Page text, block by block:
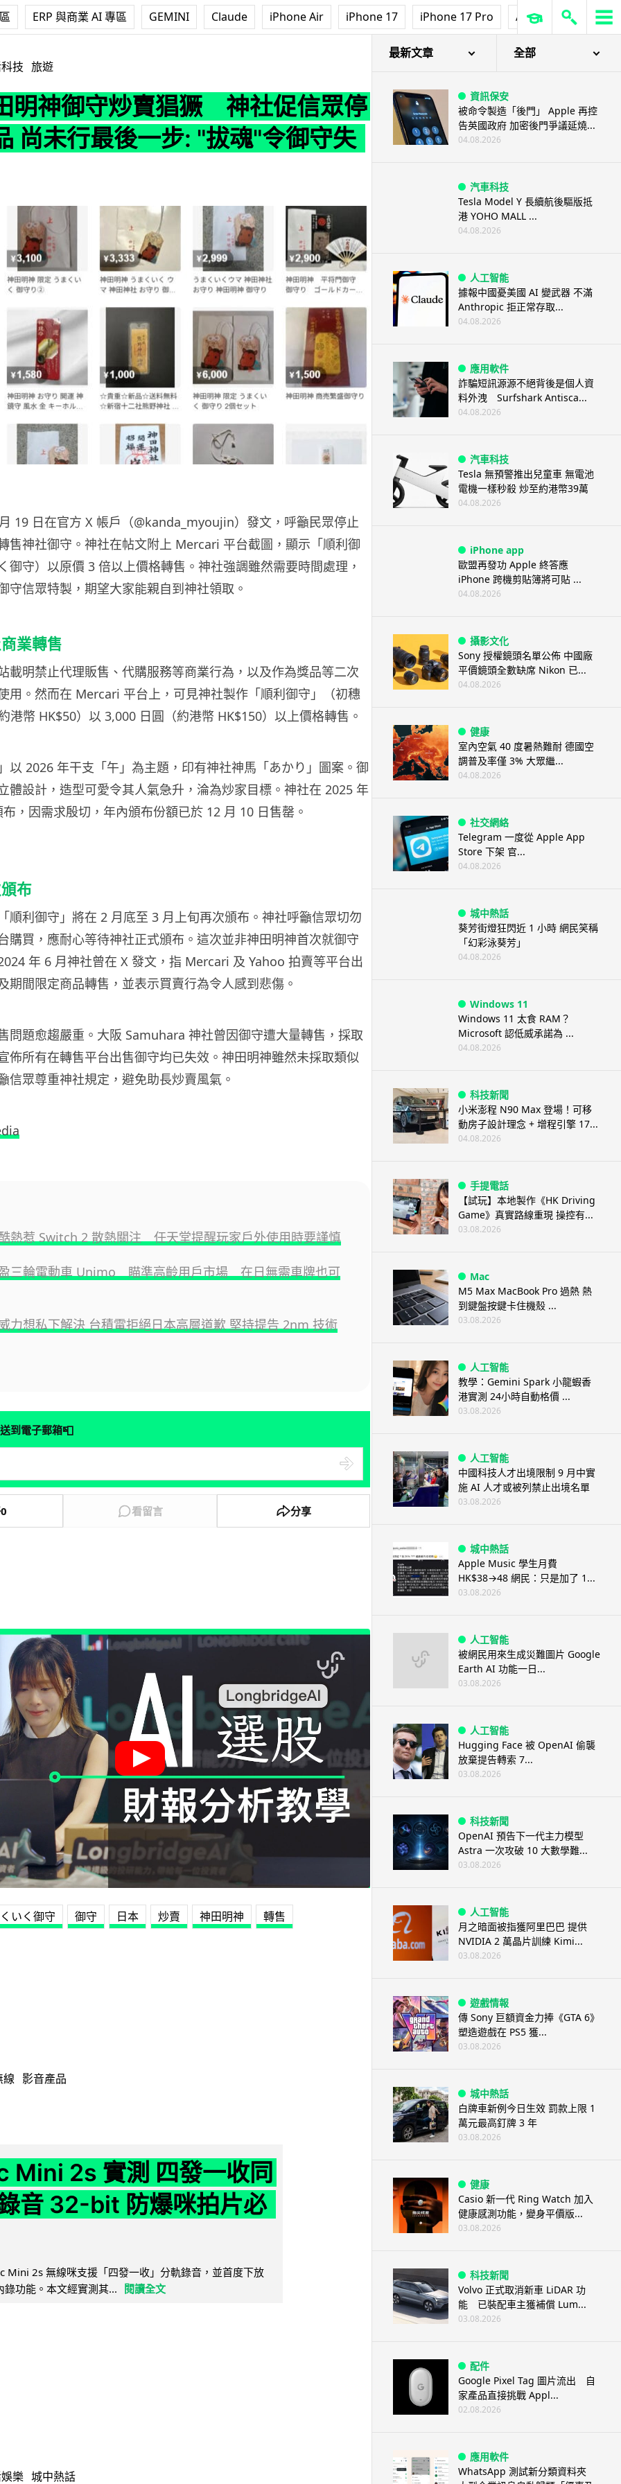
ERP 與商業 AI 專區 GEMINI Claude iPhone Air iPhone 17 iPhone 17 Pro AirPods Pro 3
技 旅遊
明神御守炒賣猖獗 神社促信眾停
尚未行最後一步: "拔魂"令御守失
19 日在官方 X 帳戶（@kanda_myoujin）發文，呼籲民眾停止
售神社御守。神社在帖文附上 Mercari 平台截圖，顯示「順利御
御守）以原價 3 倍以上價格轉售。神社強調雖然需要時間處理，
守信眾特製，期望大家能親自到神社領取。
業轉售
載明禁止代理販售、代購服務等商業行為，以及作為獎品等二次
用。然而在 Mercari 平台上，可見神社製作「順利御守」（初穗
港幣 HK$50）以 3,000 日圓（約港幣 HK$150）以上價格轉售。
以 2026 年干支「午」為主題，印有神社神馬「あかり」圖案。御
體設計，造型可愛令其人氣急升，淪為炒家目標。神社在 2025 年
，因需求殷切，年內頒布份額已於 12 月 10 日售罄。
布
順利御守」將在 2 月底至 3 月上旬再次頒布。神社呼籲信眾切勿
購買，應耐心等待神社正式頒布。這次並非神田明神首次就御守
年 6 月神社曾在 X 發文，指 Mercari 及 Yahoo 拍賣等平台出
期間限定商品轉售，並表示買賣行為令人感到悲傷。
問題愈趨嚴重。大阪 Samuhara 神社曾因御守遭大量轉售，採取
佈所有在轉售平台出售御守均已失效。神田明神雖然未採取類似
信眾尊重神社規定，避免助長炒賣風氣。
熱惹 Switch 2 散熱關注 任天堂提醒玩家戶外使用時要謹慎
三輪電動車 Unimo 瞄準高齡用戶市場 在日無需車牌也可
力想私下解決 台積電拒絕日本高層道歉 堅持提告 2nm 技術
到電子郵箱📮
0 看留言 分享
いく御守 御守 日本 炒賣 神田明神 轉售
線 影音產品
Mini 2s 實測 四發一收同
音 32-bit 防爆咪拍片必
Mini 2s 無線咪支援「四發一收」分軌錄音，並首度下放
功能。本文經實測其...
閱讀全文
樂 城中熱話
最新文章 全部
資訊保安
被命令製造「後門」 Apple 再控
告英國政府 加密後門爭議延燒...
04.08.2026
汽車科技
Tesla Model Y 長續航後驅版抵
港 YOHO MALL ...
04.08.2026
人工智能
據報中國憂美國 AI 變武器 不滿
Anthropic 拒正常存取...
04.08.2026
應用軟件
詐騙短訊源源不絕背後是個人資
料外洩 Surfshark Antisca...
04.08.2026
汽車科技
Tesla 無預警推出兒童車 無電池
電機一樣秒殺 炒至約港幣39萬
04.08.2026
iPhone app
歐盟再發功 Apple 終答應
iPhone 跨機剪貼簿將可貼 ...
04.08.2026
攝影文化
Sony 授權鏡頭名單公佈 中國廠
平價鏡頭全數缺席 Nikon 已...
04.08.2026
健康
室內空氣 40 度暑熱難耐 德國空
調普及率僅 3% 大眾繼...
04.08.2026
社交網絡
Telegram 一度從 Apple App
Store 下架 官...
04.08.2026
城中熱話
葵芳街燈狂閃近 1 小時 網民笑稱
「幻彩泳葵芳」
04.08.2026
Windows 11
Windows 11 太食 RAM？
Microsoft 認低威承諾為 ...
04.08.2026
科技新聞
小米澎程 N90 Max 登場！可移
動房子設計理念 + 增程引擎 17...
04.08.2026
手提電話
【試玩】本地製作《HK Driving
Game》真實路線重現 操控有...
03.08.2026
Mac
M5 Max MacBook Pro 過熱 熱
到鍵盤按鍵卡住機殼 ...
03.08.2026
人工智能
教學：Gemini Spark 小龍蝦香
港實測 24小時自動格價 ...
03.08.2026
人工智能
中國科技人才出境限制 9 月中實
施 AI 人才或被列禁止出境名單
03.08.2026
城中熱話
Apple Music 學生月費
HK$38→48 網民：只是加了 1...
03.08.2026
人工智能
被網民用來生成災難圖片 Google
Earth AI 功能一日...
03.08.2026
人工智能
Hugging Face 被 OpenAI 偷襲
放棄提告轉索 7...
03.08.2026
科技新聞
OpenAI 預告下一代主力模型
Astra 一次攻破 10 大數學難...
03.08.2026
人工智能
月之暗面被指獲阿里巴巴 提供
NVIDIA 2 萬晶片訓練 Kimi...
03.08.2026
遊戲情報
傳 Sony 巨額資金力捧《GTA 6》
塑造遊戲在 PS5 獲...
03.08.2026
城中熱話
白牌車新例今日生效 罰款上限 1
萬元最高釘牌 3 年
03.08.2026
健康
Casio 新一代 Ring Watch 加入
健康感測功能，變身平價版...
03.08.2026
科技新聞
Volvo 正式取消新車 LiDAR 功
能 已裝配車主獲補償 Lum...
03.08.2026
配件
Google Pixel Tag 圖片流出 自
家產品直接挑戰 Appl...
02.08.2026
應用軟件
WhatsApp 測試新分類資料夾